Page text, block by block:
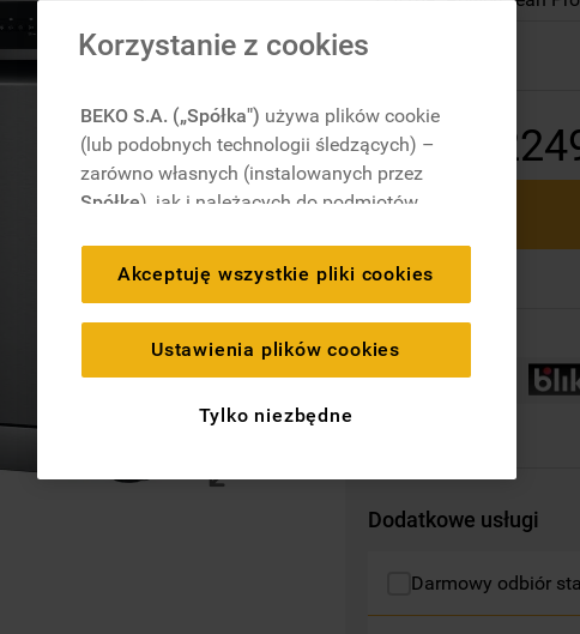
Dodatkowe usługi
Darmowy odbiór
Korzystanie z cookies
BEKO S.A. („Spółka") używa plików cookie
(lub podobnych technologii śledzących) –
zarówno własnych (instalowanych przez
Spółkę), jak i należących do podmiotów
funkcjonowania strony, poprawę komfortu
oraz personalizację przeglądania
techniczne pliki cookie), cele statystyczne
i rozróżnianie użytkowników (analityczne
), a także wyświetlanie reklam
dostosowanych do zainteresowań
zewnętrznych i na platformach
marketingowe i
Akceptuję wszystkie pliki cookies
Ustawienia plików cookies
Tylko niezbędne